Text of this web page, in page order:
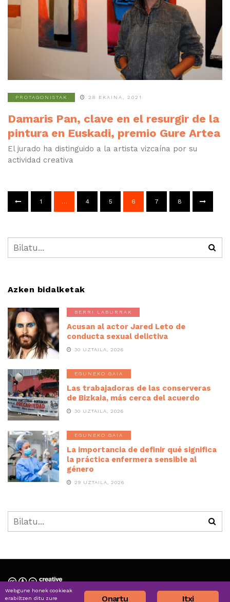
PROTAGONISTAK 28 EKAINA, 2021
Damaris Pan, clave en el resurgir de la
pintura en Euskadi, premio Gure Artea
El jurado ha distinguido a la artista vizcaína por su
actividad creativa
1 … 4 5 6 7 8
Azken bidalketak
BERRI LABURRAK
Acusan al actor Jared Leto de
conducta sexual delictiva
30 UZTAILA, 2026
EGUNEKO GAIA
Las trabajadoras de las conserveras
de Bizkaia, más cerca del acuerdo
30 UZTAILA, 2026
EGUNEKO GAIA
La importancia de definir qué significa
la práctica enfermera sensible al
género
29 UZTAILA, 2026
Nortzuk gara » Quiénes somos
Itxi
Onartu
Webgune honek cookieak
erabiltzen ditu zure